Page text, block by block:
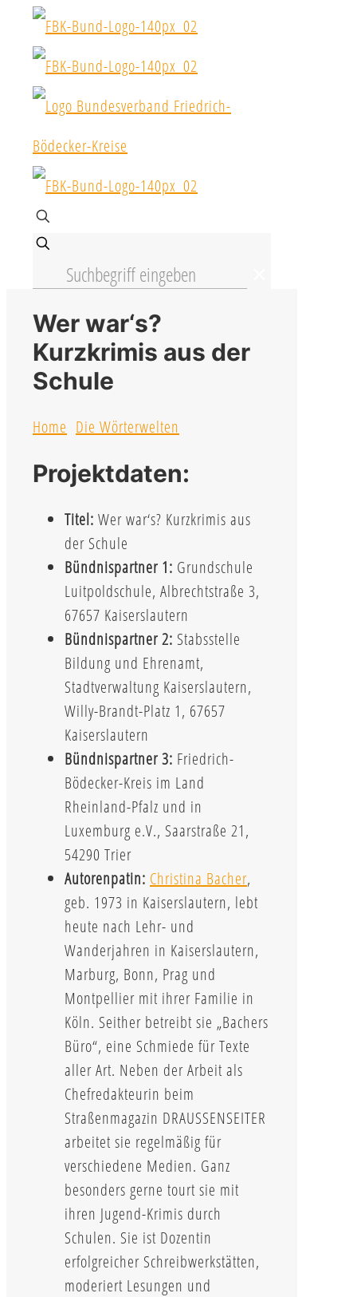
Wer war‘s?
Kurzkrimis aus der
Schule
Home Die Wörterwelten
Projektdaten:
Titel: Wer war‘s? Kurzkrimis aus
der Schule
Bündnispartner 1: Grundschule
Luitpoldschule, Albrechtstraße 3,
67657 Kaiserslautern
Bündnispartner 2: Stabsstelle
Bildung und Ehrenamt,
Stadtverwaltung Kaiserslautern,
Willy-Brandt-Platz 1, 67657
Kaiserslautern
Bündnispartner 3: Friedrich-
Bödecker-Kreis im Land
Rheinland-Pfalz und in
Luxemburg e.V., Saarstraße 21,
54290 Trier
Autorenpatin: Christina Bacher,
geb. 1973 in Kaiserslautern, lebt
heute nach Lehr- und
Wanderjahren in Kaiserslautern,
Marburg, Bonn, Prag und
Montpellier mit ihrer Familie in
Köln. Seither betreibt sie „Bachers
Büro“, eine Schmiede für Texte
aller Art. Neben der Arbeit als
Chefredakteurin beim
Straßenmagazin DRAUSSENSEITER
arbeitet sie regelmäßig für
verschiedene Medien. Ganz
besonders gerne tourt sie mit
ihren Jugend-Krimis durch
Schulen. Sie ist Dozentin
erfolgreicher Schreibwerkstätten,
moderiert Lesungen und